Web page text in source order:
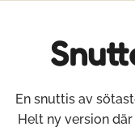
En snuttis av
Helt ny version där